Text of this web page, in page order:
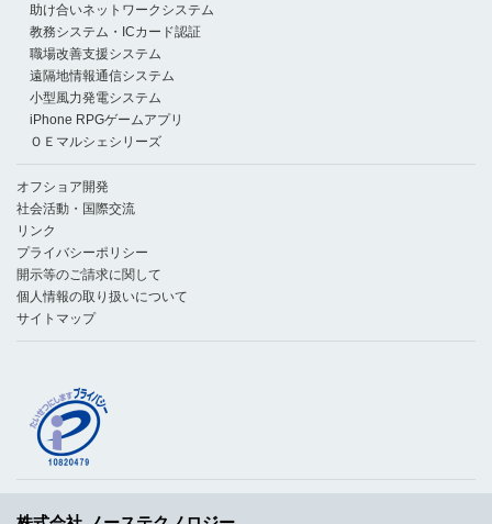
助け合いネットワークシステム
教務システム・ICカード認証
職場改善支援システム
遠隔地情報通信システム
小型風力発電システム
iPhone RPGゲームアプリ
ＯＥマルシェシリーズ
オフショア開発
社会活動・国際交流
リンク
プライバシーポリシー
開示等のご請求に関して
個人情報の取り扱いについて
サイトマップ